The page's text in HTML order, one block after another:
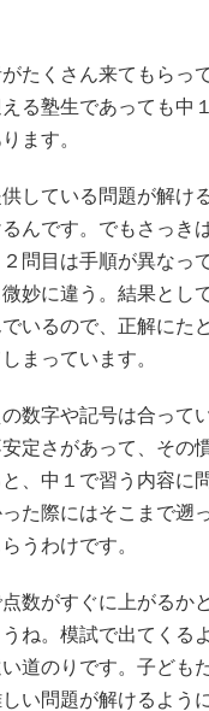
たくさん来てもらっ
る塾生であっても中
ます。
している問題が解け
んです。でもさっき
問目は手順が異なっ
妙に違う。結果とし
いるので、正解にた
まっています。
数字や記号は合って
定さがあって、その
と、中１で習う内容に
た際にはそこまで遡
うわけです。
数がすぐに上がるか
ね。模試で出てくる
道のりです。子ども
い問題が解けるよう